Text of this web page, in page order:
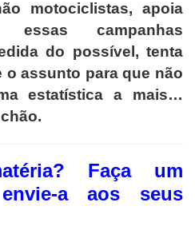
motociclistas, apoia
essas campanhas
do possível, tenta
o assunto para que não
estatística a mais…
Faça um
a aos seus